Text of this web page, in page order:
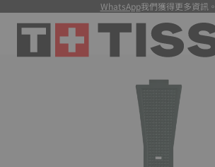
WhatsApp我們獲得更多資訊。